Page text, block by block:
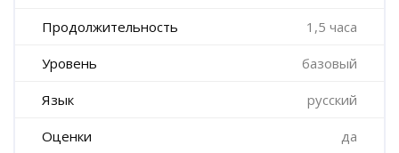
Продолжительность 1,5 часа
Уровень базовый
Язык русский
Оценки да